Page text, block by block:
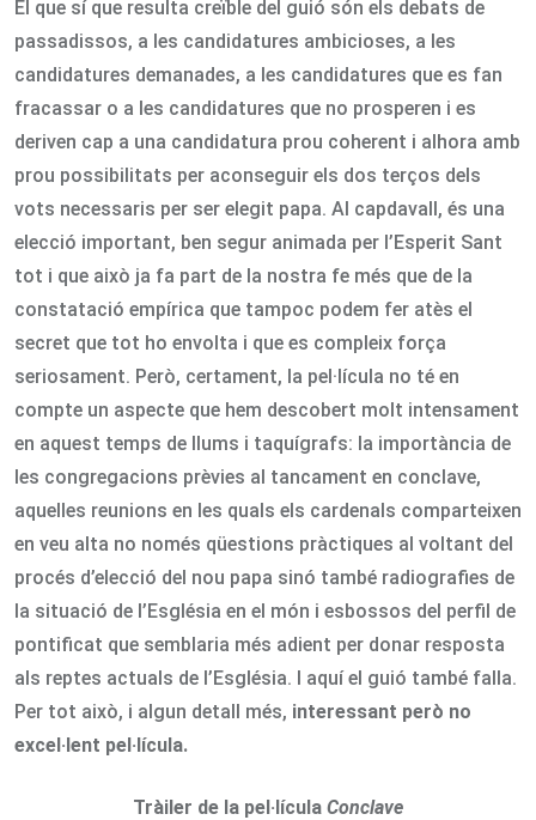
El que sí que resulta creïble del guió són els debats de
passadissos, a les candidatures ambicioses, a les
candidatures demanades, a les candidatures que es fan
fracassar o a les candidatures que no prosperen i es
deriven cap a una candidatura prou coherent i alhora amb
prou possibilitats per aconseguir els dos terços dels
vots necessaris per ser elegit papa. Al capdavall, és una
elecció important, ben segur animada per l’Esperit Sant
tot i que això ja fa part de la nostra fe més que de la
constatació empírica que tampoc podem fer atès el
secret que tot ho envolta i que es compleix força
seriosament. Però, certament, la pel·lícula no té en
compte un aspecte que hem descobert molt intensament
en aquest temps de llums i taquígrafs: la importància de
les congregacions prèvies al tancament en conclave,
aquelles reunions en les quals els cardenals comparteixen
en veu alta no només qüestions pràctiques al voltant del
procés d’elecció del nou papa sinó també radiografies de
la situació de l’Església en el món i esbossos del perfil de
pontificat que semblaria més adient per donar resposta
als reptes actuals de l’Església. I aquí el guió també falla.
Per tot això, i algun detall més, interessant però no
excel·lent pel·lícula.
Tràiler de la pel·lícula Conclave